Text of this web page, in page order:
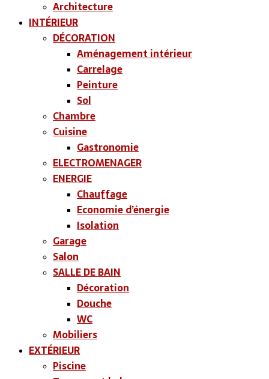
Architecture
INTÉRIEUR
DÉCORATION
Aménagement intérieur
Carrelage
Peinture
Sol
Chambre
Cuisine
Gastronomie
ELECTROMENAGER
ENERGIE
Chauffage
Economie d’énergie
Isolation
Garage
Salon
SALLE DE BAIN
Décoration
Douche
WC
Mobiliers
EXTÉRIEUR
Piscine